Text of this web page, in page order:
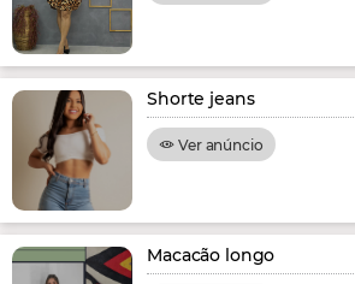
Shorte jeans
Ver anúncio
Macacão longo